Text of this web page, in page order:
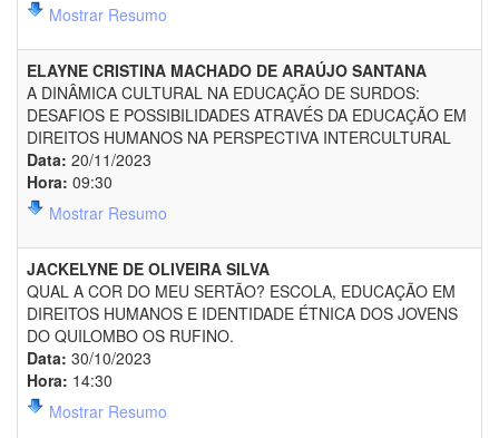
Mostrar Resumo
ELAYNE CRISTINA MACHADO DE ARAÚJO SANTANA
A DINÂMICA CULTURAL NA EDUCAÇÃO DE SURDOS:
DESAFIOS E POSSIBILIDADES ATRAVÉS DA EDUCAÇÃO EM
DIREITOS HUMANOS NA PERSPECTIVA INTERCULTURAL
Data: 20/11/2023
Hora: 09:30
Mostrar Resumo
JACKELYNE DE OLIVEIRA SILVA
QUAL A COR DO MEU SERTÃO? ESCOLA, EDUCAÇÃO EM
DIREITOS HUMANOS E IDENTIDADE ÉTNICA DOS JOVENS
DO QUILOMBO OS RUFINO.
Data: 30/10/2023
Hora: 14:30
Mostrar Resumo